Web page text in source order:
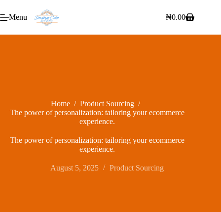
Menu ₦0.00
Home / Product Sourcing /
The power of personalization: tailoring your ecommerce
experience.
The power of personalization: tailoring your ecommerce
experience.
August 5, 2025 Product Sourcing